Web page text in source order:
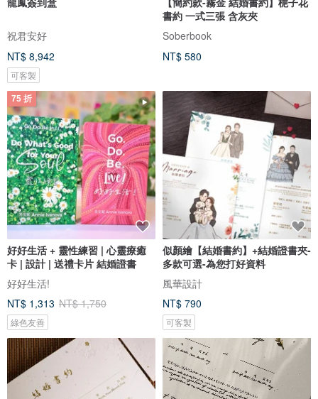
祝君安好
NT$ 8,942
可客製
書約 一式三張 含灰夾
Soberbook
NT$ 580
75 折
好好生活 + 靈性練習 | 心靈療癒
卡 | 設計 | 送禮卡片 結婚證書
好好生活!
NT$ 1,313 NT$ 1,750
綠色友善
似顏繪【結婚書約】+結婚證書夾-
多款可選-為您打好資料
風華設計
NT$ 790
可客製